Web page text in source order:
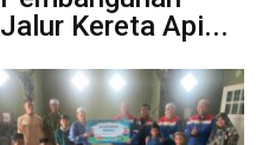
Jalur Kereta Api...